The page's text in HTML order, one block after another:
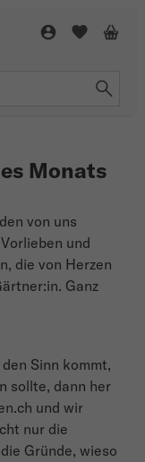
Monats
von uns
und
die von Herzen
Ganz
Sinn kommt,
sollte, dann her
und wir
nur die
Gründe, wieso